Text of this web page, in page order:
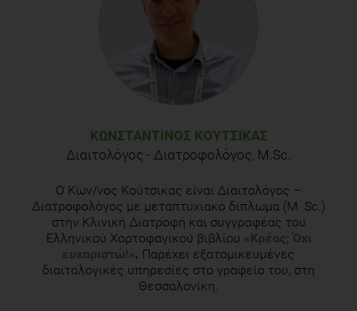
ΚΩΝΣΤΑΝΤΊΝΟΣ ΚΟΎΤΣΙΚΑΣ
Διαιτολόγος - Διατροφολόγος, Μ.Sc.
Ο Κων/νος Κούτσικας είναι Διαιτολόγος –
Διατροφολόγος με μεταπτυχιακό δίπλωμα (Μ. Sc.)
στην Κλινική Διατροφή και συγγραφέας του
Ελληνικού Χορτοφαγικού βιβλίου «Κρέας; Όχι
ευχαριστώ!». Παρέχει εξατομικευμένες
διαιτολογικές υπηρεσίες στο γραφείο του, στη
Θεσσαλονίκη.